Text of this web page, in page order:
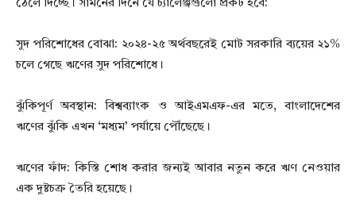
ঠেলে দিচ্ছে। সামনের দিনে যে চ্যালেঞ্জগুলো প্রকট হবে:
সুদ পরিশোধের বোঝা: ২০২৪-২৫ অর্থবছরেই মোট সরকারি ব্যয়ের ২১%
চলে গেছে ঋণের সুদ পরিশোধে।
ঝুঁকিপূর্ণ অবস্থান: বিশ্বব্যাংক ও আইএমএফ-এর মতে, বাংলাদেশের
ঋণের ঝুঁকি এখন ‘মধ্যম’ পর্যায়ে পৌঁছেছে।
ঋণের ফাঁদ: কিস্তি শোধ করার জন্যই আবার নতুন করে ঋণ নেওয়ার
এক দুষ্টচক্র তৈরি হয়েছে।